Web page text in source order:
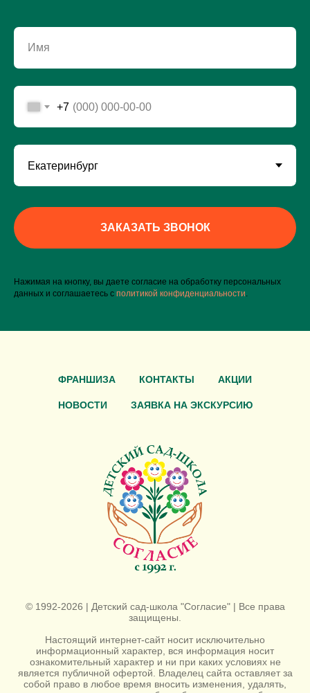
Имя
+7
ЗАКАЗАТЬ ЗВОНОК
Нажимая на кнопку, вы даете согласие на обработку персональных
данных и соглашаетесь c политикой конфиденциальности
ФРАНШИЗА КОНТАКТЫ АКЦИИ
НОВОСТИ ЗАЯВКА НА ЭКСКУРСИЮ
© 1992-2026 | Детский сад-школа "Согласие" | Все права
защищены.
Настоящий интернет-сайт носит исключительно
информационный характер, вся информация носит
ознакомительный характер и ни при каких условиях не
является публичной офертой. Владелец сайта оставляет за
собой право в любое время вносить изменения, удалять,